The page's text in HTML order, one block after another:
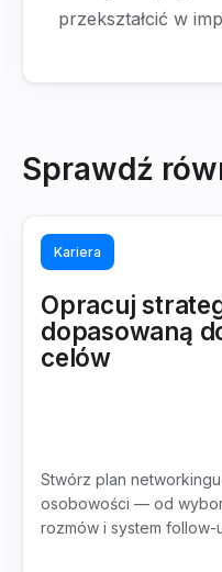
przekształcić w
Sprawdź
Kariera
Opracuj
dopasowaną
celów
Stwórz plan
osobowości — od
rozmów i system follow-